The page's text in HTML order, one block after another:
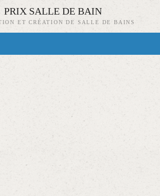
PRIX SALLE DE BAIN
ET CRÉATION DE SALLE DE BAINS